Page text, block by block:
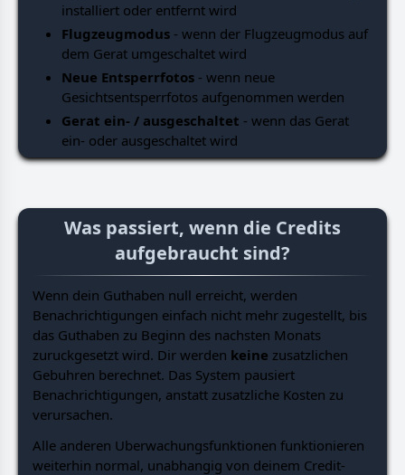
installiert oder entfernt wird
Flugzeugmodus - wenn der Flugzeugmodus auf
dem Gerat umgeschaltet wird
Neue Entsperrfotos - wenn neue
Gesichtsentsperrfotos aufgenommen werden
Gerat ein- / ausgeschaltet - wenn das Gerat
ein- oder ausgeschaltet wird
Was passiert, wenn die Credits
aufgebraucht sind?
Wenn dein Guthaben null erreicht, werden
Benachrichtigungen einfach nicht mehr zugestellt, bis
das Guthaben zu Beginn des nachsten Monats
zuruckgesetzt wird. Dir werden keine zusatzlichen
Gebuhren berechnet. Das System pausiert
Benachrichtigungen, anstatt zusatzliche Kosten zu
verursachen.
Alle anderen Uberwachungsfunktionen funktionieren
weiterhin normal, unabhangig von deinem Credit-